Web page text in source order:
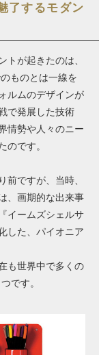
了するモダン
トが起きたのは、
ものとは一線を
ルムのデザインが
で発展した技術
情勢や人々のニー
のです。
前ですが、当時、
、画期的な出来事
イームズシェルサ
した、パイオニア
も世界中で多くの
です。